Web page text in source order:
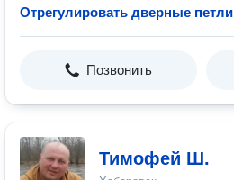
Отрегулировать дверные петли
Позвонить
Тимофей Ш.